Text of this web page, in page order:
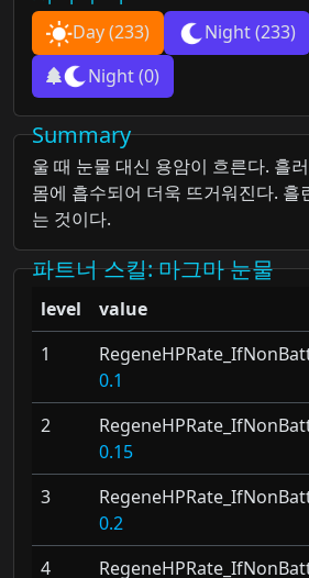
Day(233) Night(233)
Night(0)
Summary
울 때 눈물 대신 용암이 흐른다. 흘
몸에 흡수되어 더욱 뜨거워진다. 흘
는 것이다.
파트너 스킬: 마그마 눈물
level
value
1
0.1
2
0.15
3
0.2
4